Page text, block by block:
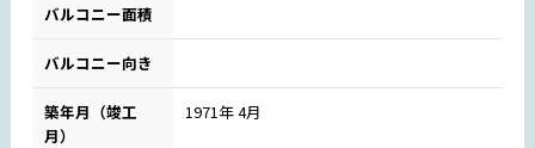
バルコニー面積
バルコニー向き
築年月（竣工
月）
1971年 4月